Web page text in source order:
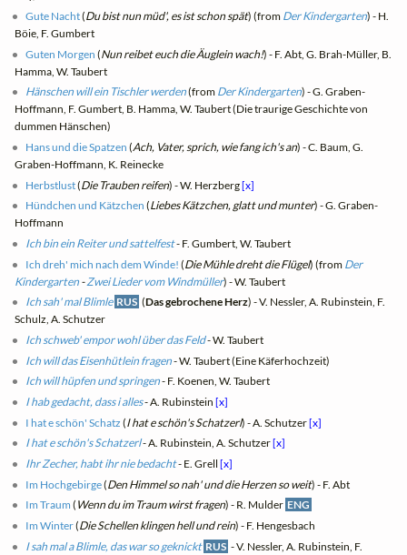
Gute Nacht(Du bist nun müd', es ist schon spät) (from Der Kindergarten) - H.
Böie, F. Gumbert
Guten Morgen (Nun reibet euch die Äuglein wach!) - F. Abt, G. Brah-Müller, B.
Hamma, W. Taubert
Hänschen will ein Tischler werden(from Der Kindergarten) - G. Graben-
Hoffmann, F. Gumbert, B. Hamma, W. Taubert (Die traurige Geschichte von
dummen Hänschen)
Hans und die Spatzen (Ach, Vater, sprich, wie fang ich's an) - C. Baum, G.
Graben-Hoffmann, K. Reinecke
Herbstlust(Die Trauben reifen) - W. Herzberg[x]
Hündchen und Kätzchen (Liebes Kätzchen, glatt und munter) - G. Graben-
Hoffmann
Ich bin ein Reiter und sattelfest- F. Gumbert, W. Taubert
Ich dreh' mich nach dem Winde! (Die Mühle dreht die Flügel) (from Der
Kindergarten -Zwei Lieder vom Windmüller) - W. Taubert
Ich sah' mal Blimle RUS (Das gebrochene Herz) - V. Nessler, A. Rubinstein, F.
Schulz, A. Schutzer
Ich schweb' empor wohl über das Feld- W. Taubert
Ich will das Eisenhütlein fragen- W. Taubert (Eine Käferhochzeit)
Ich will hüpfen und springen- F. Koenen, W. Taubert
I hab gedacht, dass i alles- A. Rubinstein[x]
I hat e schön' Schatz (I hat e schön's Schatzerl) - A. Schutzer[x]
I hat e schön's Schatzerl- A. Rubinstein, A. Schutzer[x]
Ihr Zecher, habt ihr nie bedacht- E. Grell[x]
Im Hochgebirge(Den Himmel so nah' und die Herzen so weit) - F. Abt
Im Traum ( Wenn du im Traum wirst fragen) - R. Mulder ENG
Im Winter(Die Schellen klingen hell und rein) - F. Hengesbach
I sah mal a Blimle, das war so geknickt RUS - V. Nessler, A. Rubinstein, F.